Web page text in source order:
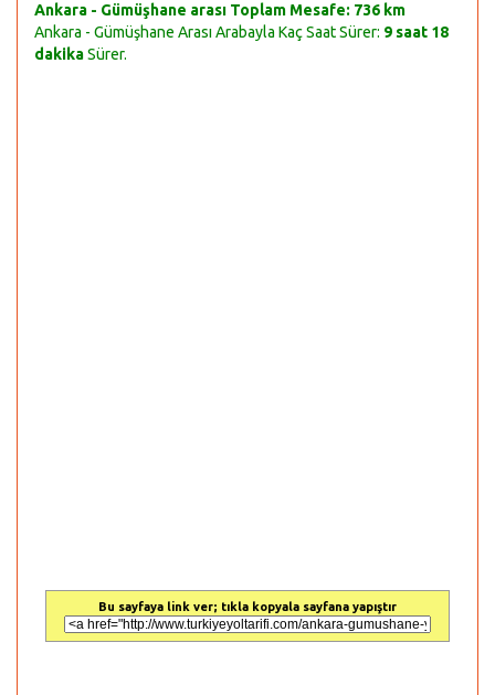
Ankara - Gümüşhane arası Toplam Mesafe: 736 km
Ankara - Gümüşhane Arası Arabayla Kaç Saat Sürer: 9 saat 18
dakikaSürer.
Bu sayfaya link ver; tıkla kopyala sayfana yapıştır